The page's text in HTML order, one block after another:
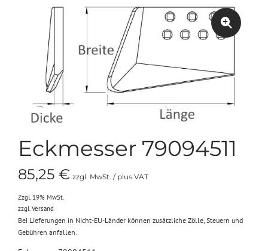
Eckmesser 79094511
85,25 € zzgl. MwSt. / plus VAT
Zzgl. 19% MwSt.
zzgl. Versand
Bei Lieferungen in Nicht-EU-Länder können zusätzliche Zölle, Steuern und
Gebühren anfallen.